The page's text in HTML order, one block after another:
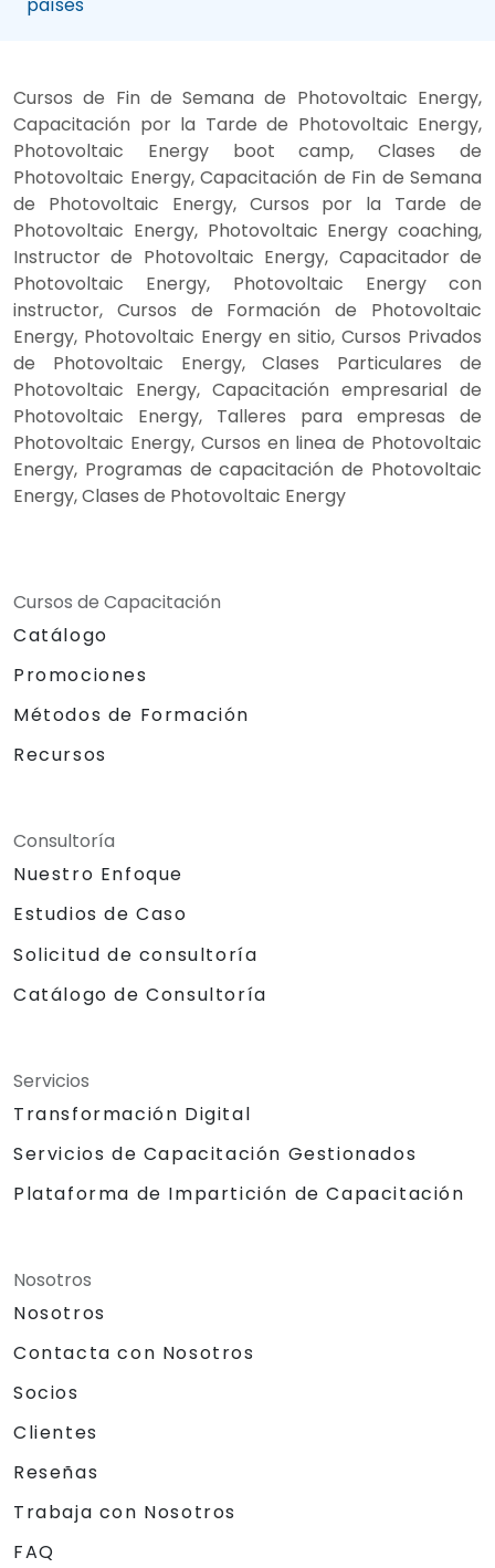
países
Cursos de Fin de Semana de Photovoltaic Energy,
Capacitación por la Tarde de Photovoltaic Energy,
Photovoltaic Energy boot camp, Clases de
Photovoltaic Energy, Capacitación de Fin de Semana
de Photovoltaic Energy, Cursos por la Tarde de
Photovoltaic Energy, Photovoltaic Energy coaching,
Instructor de Photovoltaic Energy, Capacitador de
Photovoltaic Energy, Photovoltaic Energy con
instructor, Cursos de Formación de Photovoltaic
Energy, Photovoltaic Energy en sitio, Cursos Privados
de Photovoltaic Energy, Clases Particulares de
Photovoltaic Energy, Capacitación empresarial de
Photovoltaic Energy, Talleres para empresas de
Photovoltaic Energy, Cursos en linea de Photovoltaic
Energy, Programas de capacitación de Photovoltaic
Energy, Clases de Photovoltaic Energy
Cursos de Capacitación
Catálogo
Promociones
Métodos de Formación
Recursos
Consultoría
Nuestro Enfoque
Estudios de Caso
Solicitud de consultoría
Catálogo de Consultoría
Servicios
Transformación Digital
Servicios de Capacitación Gestionados
Plataforma de Impartición de Capacitación
Nosotros
Nosotros
Contacta con Nosotros
Socios
Clientes
Reseñas
Trabaja con Nosotros
FAQ